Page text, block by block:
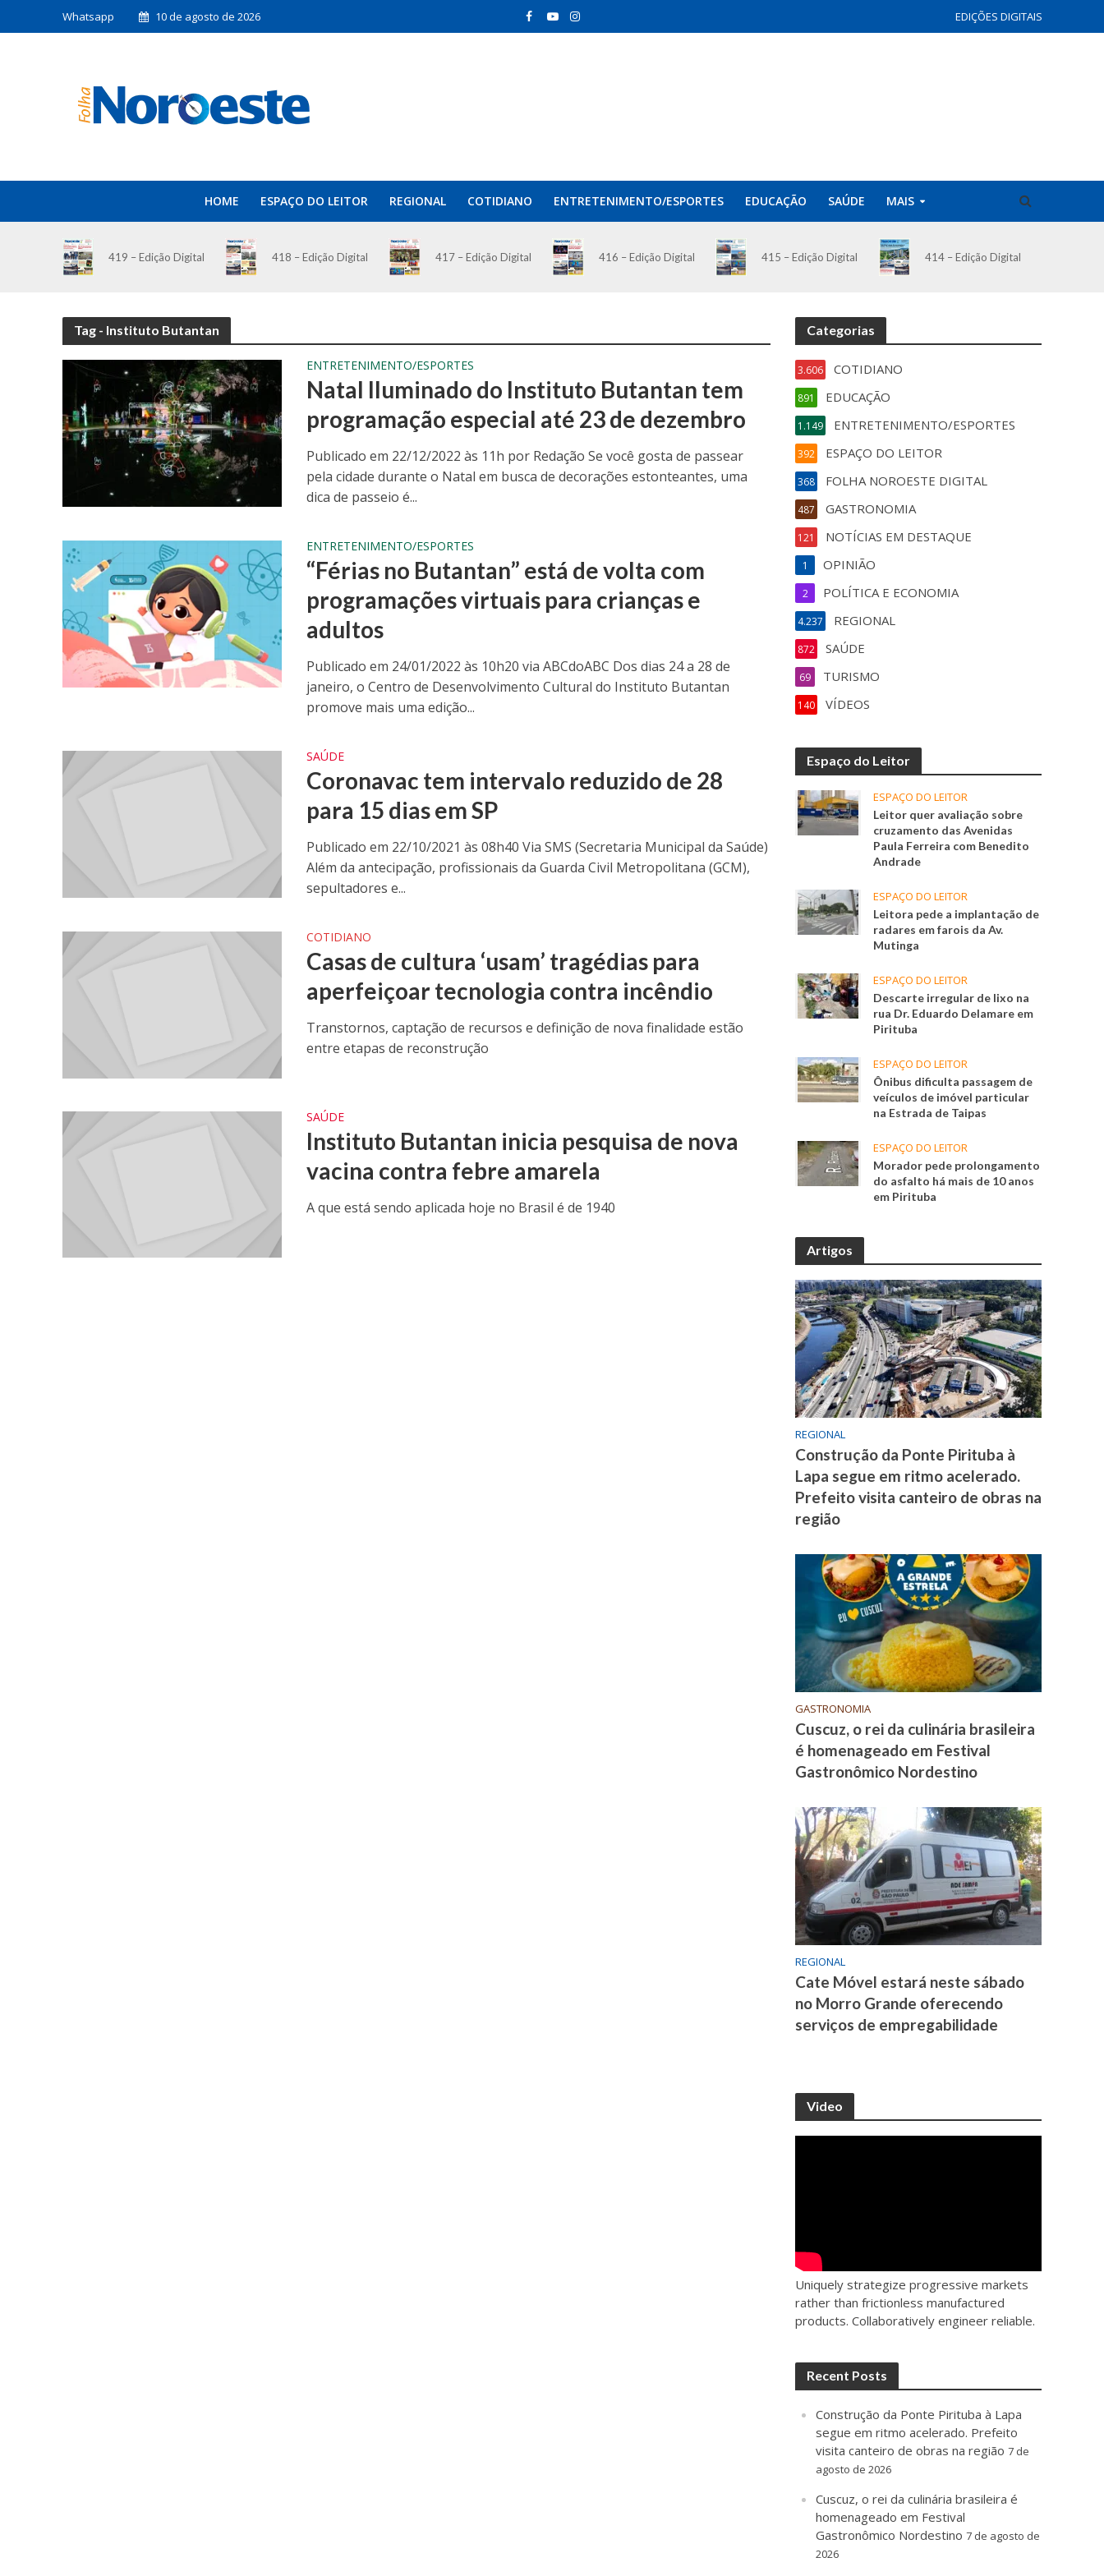
Whatsapp 10 de agosto de 2026 EDIÇÕES DIGITAIS
HOME ESPAÇO DO LEITOR REGIONAL COTIDIANO ENTRETENIMENTO/ESPORTES EDUCAÇÃO SAÚDE MAIS
419 – Edição Digital 418 – Edição Digital 417 – Edição Digital 416 – Edição Digital 415 – Edição Digital 414 – Edição Digital
Tag - Instituto Butantan
ENTRETENIMENTO/ESPORTES
Natal Iluminado do Instituto Butantan tem
programação especial até 23 de dezembro
Publicado em 22/12/2022 às 11h por Redação Se você gosta de passear
pela cidade durante o Natal em busca de decorações estonteantes, uma
dica de passeio é...
ENTRETENIMENTO/ESPORTES
“Férias no Butantan” está de volta com
programações virtuais para crianças e
adultos
Publicado em 24/01/2022 às 10h20 via ABCdoABC Dos dias 24 a 28 de
janeiro, o Centro de Desenvolvimento Cultural do Instituto Butantan
promove mais uma edição...
SAÚDE
Coronavac tem intervalo reduzido de 28
para 15 dias em SP
Publicado em 22/10/2021 às 08h40 Via SMS (Secretaria Municipal da Saúde)
Além da antecipação, profissionais da Guarda Civil Metropolitana (GCM),
sepultadores e...
COTIDIANO
Casas de cultura ‘usam’ tragédias para
aperfeiçoar tecnologia contra incêndio
Transtornos, captação de recursos e definição de nova finalidade estão
entre etapas de reconstrução
SAÚDE
Instituto Butantan inicia pesquisa de nova
vacina contra febre amarela
A que está sendo aplicada hoje no Brasil é de 1940
Categorias
COTIDIANO
3.606
EDUCAÇÃO
891
ENTRETENIMENTO/ESPORTES
1.149
ESPAÇO DO LEITOR
392
FOLHA NOROESTE DIGITAL
368
GASTRONOMIA
487
NOTÍCIAS EM DESTAQUE
121
OPINIÃO
1
POLÍTICA E ECONOMIA
2
REGIONAL
4.237
SAÚDE
872
TURISMO
69
VÍDEOS
140
Espaço do Leitor
ESPAÇO DO LEITOR
Leitor quer avaliação sobre
cruzamento das Avenidas
Paula Ferreira com Benedito
Andrade
ESPAÇO DO LEITOR
Leitora pede a implantação de
radares em farois da Av.
Mutinga
ESPAÇO DO LEITOR
Descarte irregular de lixo na
rua Dr. Eduardo Delamare em
Pirituba
ESPAÇO DO LEITOR
Ônibus dificulta passagem de
veículos de imóvel particular
na Estrada de Taipas
ESPAÇO DO LEITOR
Morador pede prolongamento
do asfalto há mais de 10 anos
em Pirituba
Artigos
REGIONAL
Construção da Ponte Pirituba à
Lapa segue em ritmo acelerado.
Prefeito visita canteiro de obras na
região
GASTRONOMIA
Cuscuz, o rei da culinária brasileira
é homenageado em Festival
Gastronômico Nordestino
REGIONAL
Cate Móvel estará neste sábado
no Morro Grande oferecendo
serviços de empregabilidade
Video
Uniquely strategize progressive markets
rather than frictionless manufactured
products. Collaboratively engineer reliable.
Recent Posts
Construção da Ponte Pirituba à Lapa
segue em ritmo acelerado. Prefeito
visita canteiro de obras na região 7 de
agosto de 2026
Cuscuz, o rei da culinária brasileira é
homenageado em Festival
Gastronômico Nordestino 7 de agosto de
2026